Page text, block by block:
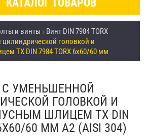
и винты
Винт DIN 7984 TORX
головкой и
TX DIN 7984 TORX 6х60/60 мм
УМЕНЬШЕННОЙ
ГОЛОВКОЙ И
ШЛИЦЕМ TX DIN
60 ММ А2 (AISI 304)